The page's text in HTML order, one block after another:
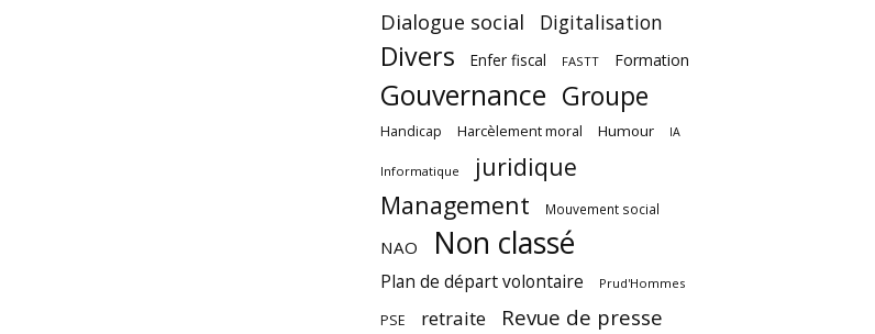
Dialogue social Digitalisation
Divers Enfer fiscal FASTT Formation
Gouvernance Groupe
Handicap Harcèlement moral Humour IA
Informatique
juridique
Management
Mouvement social
NAO Non classé
Plan de départ volontaire Prud'Hommes
PSE retraite Revue de presse